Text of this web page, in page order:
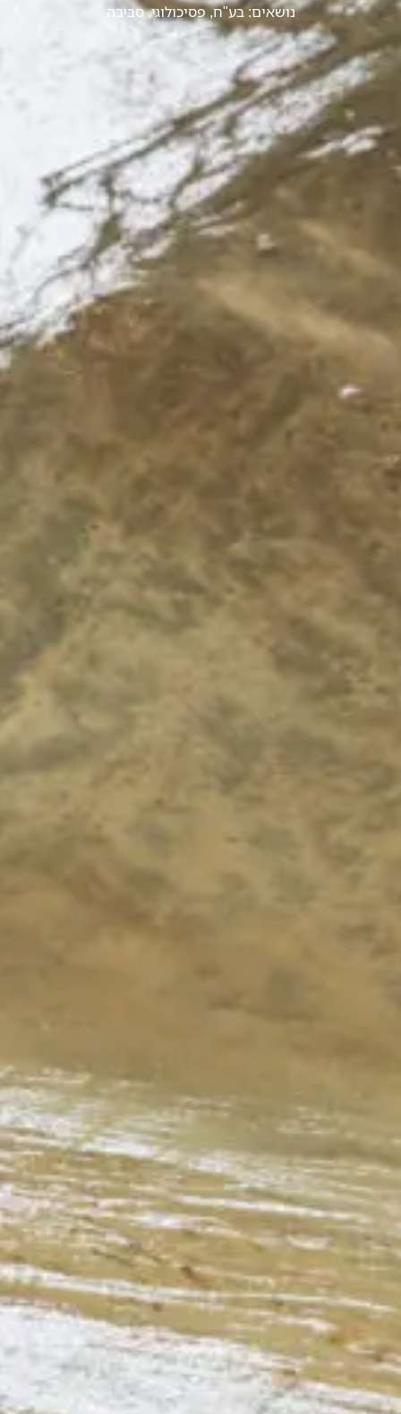
נושאים:בע"ח,פסיכולוגי,סביבה